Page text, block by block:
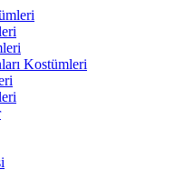
Kostümleri